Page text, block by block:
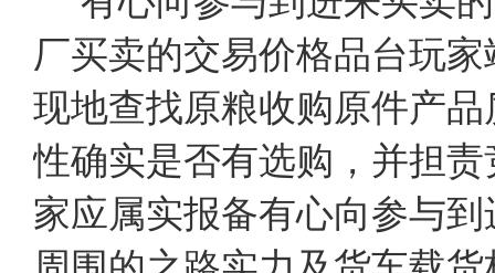
厂买卖的交易价格品台玩
现地查找原粮收购原件产
性确实是否有选购，并担
家应属实报备有心向参与